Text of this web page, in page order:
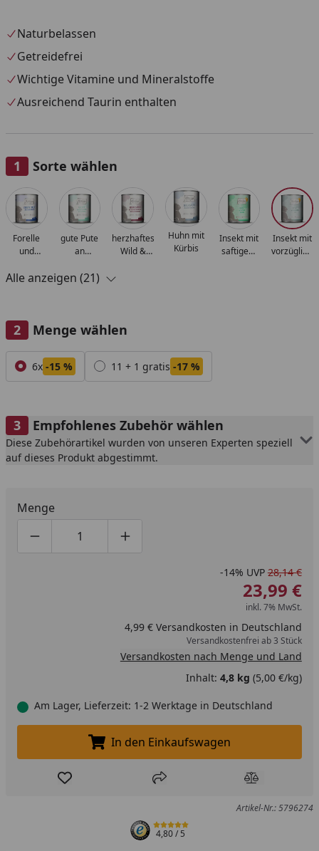
Naturbelassen
Getreidefrei
Wichtige Vitamine und Mineralstoffe
Ausreichend Taurin enthalten
Sorte wählen
Alle anzeigen (21)
Forelle
und
gute Pute
an
Kürbis
herzhaftes
Wild &
Huhn mit
Kürbis
Insekt mit
saftigem
Insekt mit
Alle anzeigen (21)
Menge wählen
Alle anzeigen (2)
6x -15 % 11 + 1 gratis -17 %
Empfohlenes Zubehör wählen
Diese Zubehörartikel wurden von unseren Experten speziell
auf dieses Produkt abgestimmt.
Menge
Produktmenge um eins verringern
Produktmenge manuell eingeben
Produktmenge um eins erhöhen
-14% UVP 28,14 €
23,99 €
inkl. 7% MwSt.
4,99 € Versandkosten in Deutschland
Versandkostenfrei ab 3 Stück
Versandkosten nach Menge und Land
Inhalt: 4,8 kg (5,00 €/kg)
Am Lager, Lieferzeit: 1-2 Werktage in Deutschland
In den Einkaufswagen legen
In den Einkaufswagen
Produkt zur Wunschliste hinzufügen
Teilen Produkt
Artikel-Nr.: 5796274
4,80/ 5